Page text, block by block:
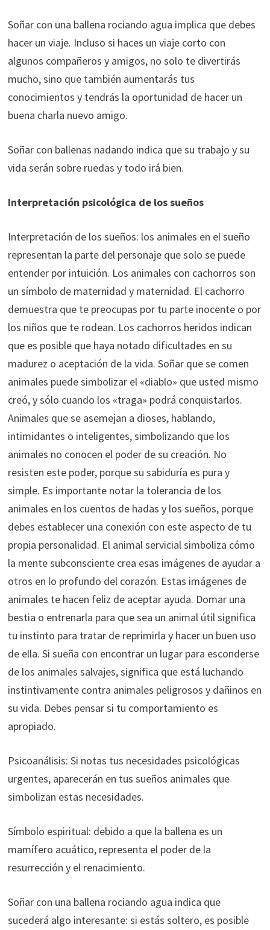
Soñar con una ballena rociando agua implica que debes
hacer un viaje. Incluso si haces un viaje corto con
algunos compañeros y amigos, no solo te divertirás
mucho, sino que también aumentarás tus
conocimientos y tendrás la oportunidad de hacer un
buena charla nuevo amigo.
Soñar con ballenas nadando indica que su trabajo y su
vida serán sobre ruedas y todo irá bien.
Interpretación psicológica de los sueños
Interpretación de los sueños: los animales en el sueño
representan la parte del personaje que solo se puede
entender por intuición. Los animales con cachorros son
un símbolo de maternidad y maternidad. El cachorro
demuestra que te preocupas por tu parte inocente o por
los niños que te rodean. Los cachorros heridos indican
que es posible que haya notado dificultades en su
madurez o aceptación de la vida. Soñar que se comen
animales puede simbolizar el «diablo» que usted mismo
creó, y sólo cuando los «traga» podrá conquistarlos.
Animales que se asemejan a dioses, hablando,
intimidantes o inteligentes, simbolizando que los
animales no conocen el poder de su creación. No
resisten este poder, porque su sabiduría es pura y
simple. Es importante notar la tolerancia de los
animales en los cuentos de hadas y los sueños, porque
debes establecer una conexión con este aspecto de tu
propia personalidad. El animal servicial simboliza cómo
la mente subconsciente crea esas imágenes de ayudar a
otros en lo profundo del corazón. Estas imágenes de
animales te hacen feliz de aceptar ayuda. Domar una
bestia o entrenarla para que sea un animal útil significa
tu instinto para tratar de reprimirla y hacer un buen uso
de ella. Si sueña con encontrar un lugar para esconderse
de los animales salvajes, significa que está luchando
instintivamente contra animales peligrosos y dañinos en
su vida. Debes pensar si tu comportamiento es
apropiado.
Psicoanálisis: Si notas tus necesidades psicológicas
urgentes, aparecerán en tus sueños animales que
simbolizan estas necesidades.
Símbolo espiritual: debido a que la ballena es un
mamífero acuático, representa el poder de la
resurrección y el renacimiento.
Soñar con una ballena rociando agua indica que
sucederá algo interesante: si estás soltero, es posible